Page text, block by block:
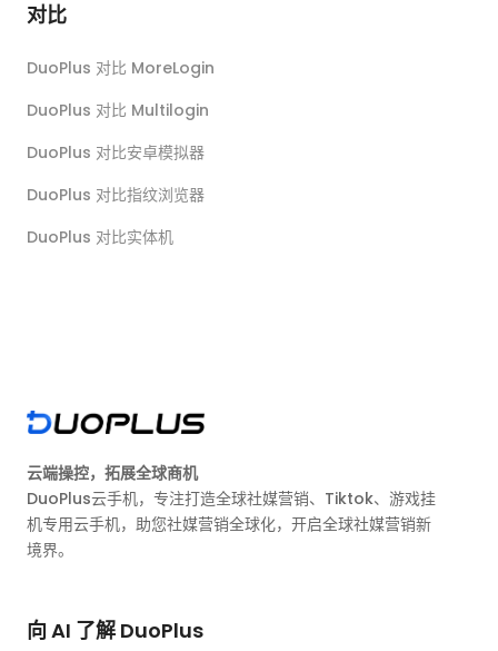
对比
DuoPlus 对比 MoreLogin
DuoPlus 对比 Multilogin
DuoPlus 对比安卓模拟器
DuoPlus 对比指纹浏览器
DuoPlus 对比实体机
云端操控，拓展全球商机
DuoPlus云手机，专注打造全球社媒营销、Tiktok、游戏挂
机专用云手机，助您社媒营销全球化，开启全球社媒营销新
境界。
向 AI 了解 DuoPlus